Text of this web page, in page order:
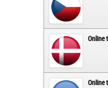
Online
Online